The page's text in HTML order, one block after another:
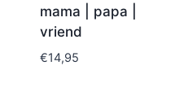
mama | papa |
vriend
€14,95